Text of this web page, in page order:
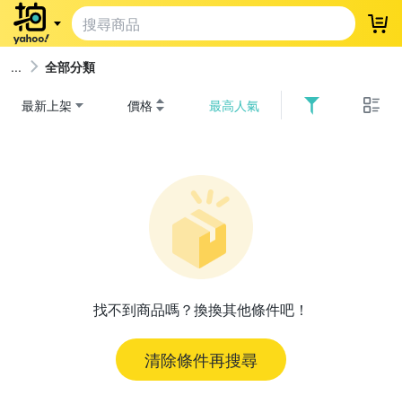
登
全部分類
最新上架 價格 最高人氣
找不到商品嗎？換換其他條件吧！
清除條件再搜尋